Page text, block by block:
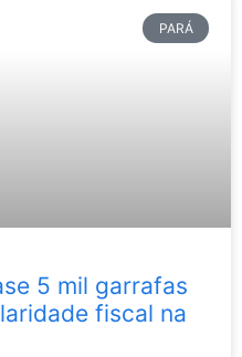
PARÁ
5 mil garrafas
fiscal na